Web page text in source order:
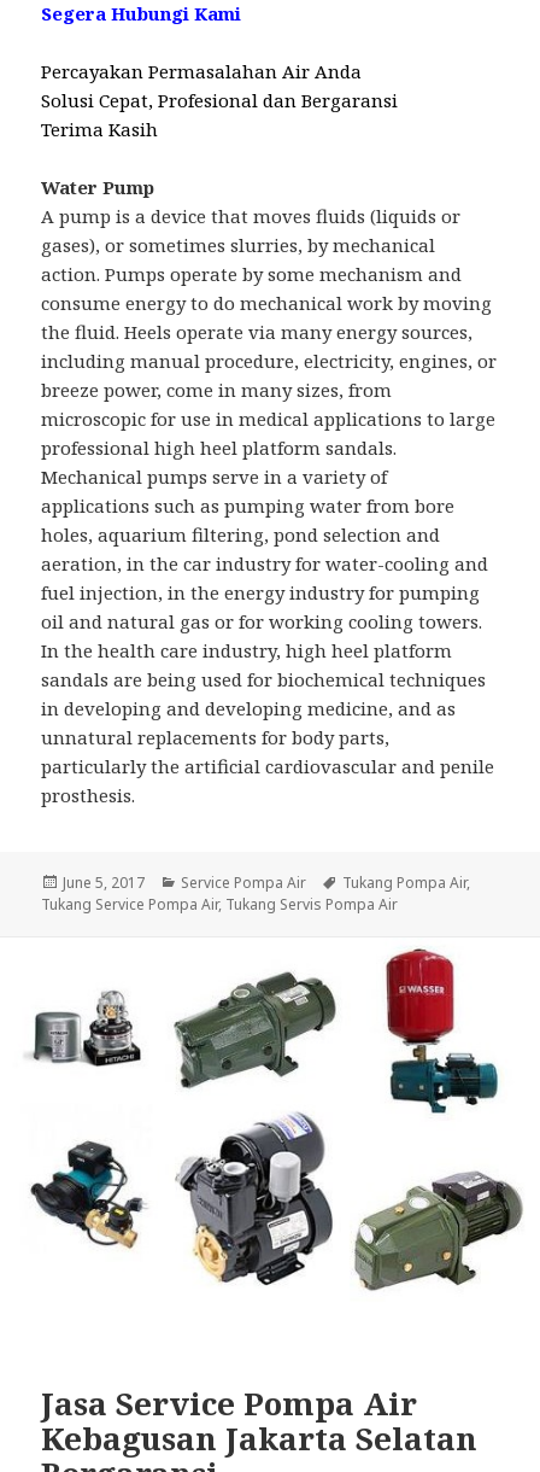
Segera Hubungi Kami
Percayakan Permasalahan Air Anda
Solusi Cepat, Profesional dan Bergaransi
Terima Kasih
Water Pump
A pump is a device that moves fluids (liquids or
gases), or sometimes slurries, by mechanical
action. Pumps operate by some mechanism and
consume energy to do mechanical work by moving
the fluid. Heels operate via many energy sources,
including manual procedure, electricity, engines, or
breeze power, come in many sizes, from
microscopic for use in medical applications to large
professional high heel platform sandals.
Mechanical pumps serve in a variety of
applications such as pumping water from bore
holes, aquarium filtering, pond selection and
aeration, in the car industry for water-cooling and
fuel injection, in the energy industry for pumping
oil and natural gas or for working cooling towers.
In the health care industry, high heel platform
sandals are being used for biochemical techniques
in developing and developing medicine, and as
unnatural replacements for body parts,
particularly the artificial cardiovascular and penile
prosthesis.
Posted
on
June 5, 2017 Categories
Service Pompa Air Tags
Tukang Pompa Air,
Tukang Service Pompa Air, Tukang Servis Pompa Air
Jasa Service Pompa Air
Kebagusan Jakarta Selatan